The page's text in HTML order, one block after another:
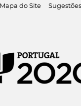
Mapa do Site